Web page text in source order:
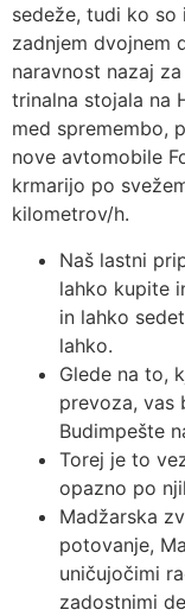
sedeže, tudi ko
zadnjem dvojnem
naravnost nazaj
trinalna stojala na
med spremembo,
nove avtomobile
krmarijo po
kilometrov/h.
Naš lastni
lahko kupite
in lahko
lahko.
Glede na to,
prevoza, vas
Budimpešte
Torej je to
opazno po
Madžarska
potovanje,
uničujočimi
zadostnimi